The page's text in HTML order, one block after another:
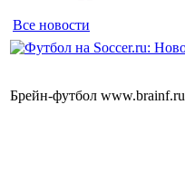
Все новости
Брейн-футбол www.brainf.ru